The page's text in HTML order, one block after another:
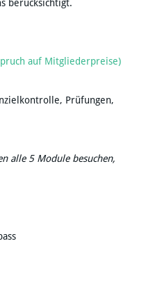
berücksichtigt.
auf Mitgliederpreise)
Prüfungen,
alle 5 Module besuchen,